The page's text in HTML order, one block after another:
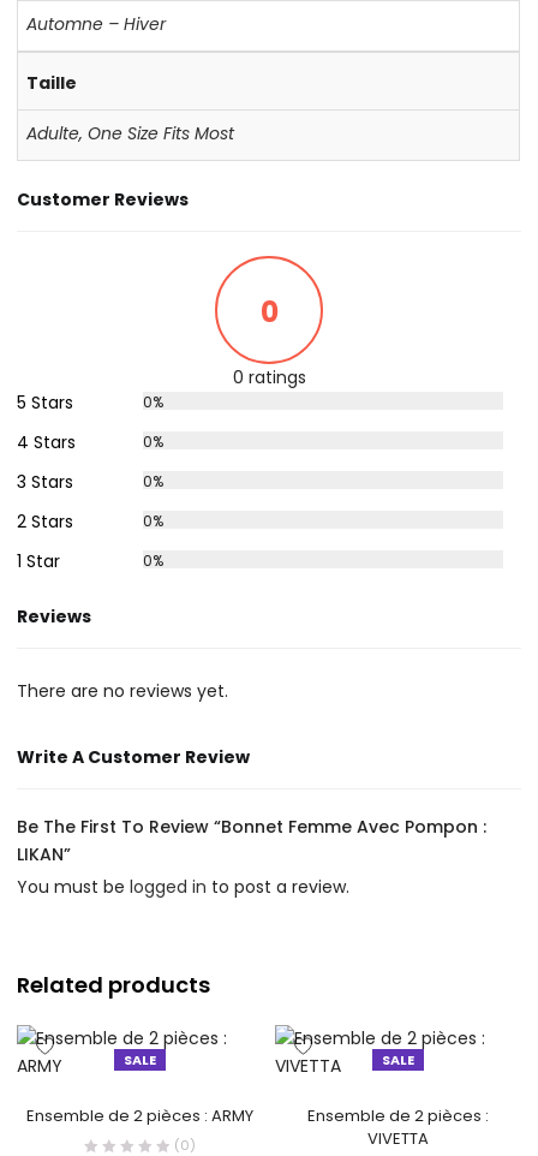
Automne – Hiver
Taille
Adulte,One Size Fits Most
Customer Reviews
0
0 ratings
5 Stars
0%
4 Stars 0%
3 Stars 0%
2 Stars 0%
1 Star 0%
Reviews
There are no reviews yet.
Write A Customer Review
Be The First To Review “Bonnet Femme Avec Pompon :
LIKAN”
You must belogged in to post a review.
Related products
SALE
Ensemble de 2 pièces : ARMY
(0)
SALE
Ensemble de 2 pièces :
VIVETTA